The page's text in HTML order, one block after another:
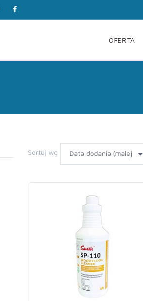
OFERTA
Sortuj wg